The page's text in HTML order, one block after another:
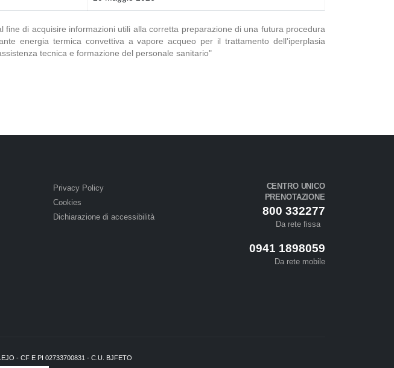
di acquisire informazioni utili alla corretta preparazione di una futura procedura
energia termica convettiva a vapore acqueo per il trattamento dell’iperplasia
tecnica e formazione del personale sanitario"
Privacy Policy
Cookies
Dichiarazione di accessibilità
CENTRO UNICO
PRENOTAZIONE
800 332277
Da rete fissa
0941 1898059
Da rete mobile
- CF E PI 02733700831 - C.U. BJFETO